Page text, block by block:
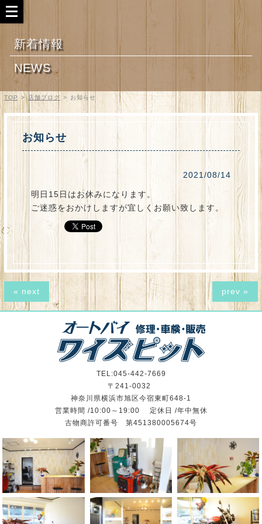
新着情報
NEWS
TOP > 店舗ブログ > お知らせ
お知らせ
2021/08/14
明日15日はお休みになります。
ご迷惑をおかけしますが宜しくお願い致します。
« next prev »
TEL:045-442-7669
〒241-0032
神奈川県横浜市旭区今宿東町648-1
営業時間 /10:00～19:00 定休日 /年中無休
古物商許可番号 第451380005674号